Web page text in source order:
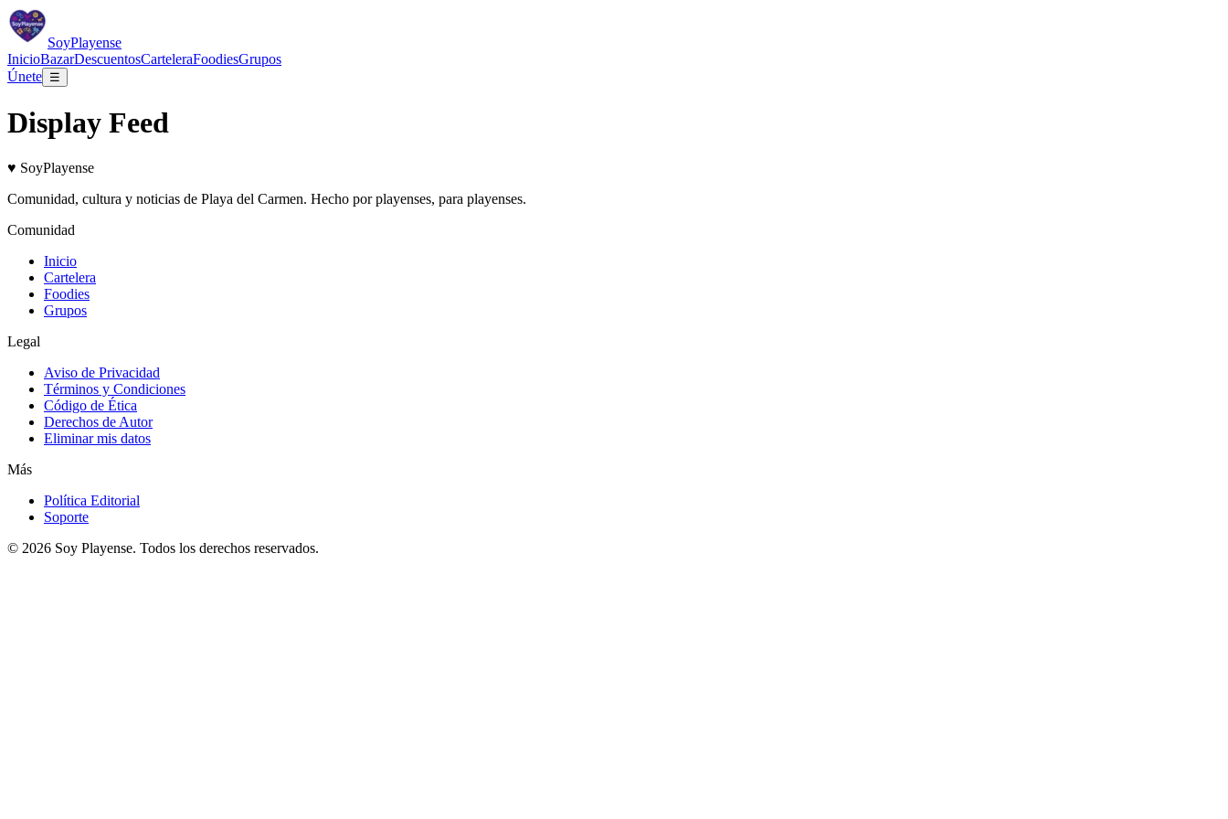
SoyPlayense
InicioBazarDescuentosCarteleraFoodiesGrupos
Únete ☰
Display Feed
♥ SoyPlayense
Comunidad, cultura y noticias de Playa del Carmen. Hecho por playenses, para playenses.
Comunidad
Inicio
Cartelera
Foodies
Grupos
Legal
Aviso de Privacidad
Términos y Condiciones
Código de Ética
Derechos de Autor
Eliminar mis datos
Más
Política Editorial
Soporte
© 2026 Soy Playense. Todos los derechos reservados.